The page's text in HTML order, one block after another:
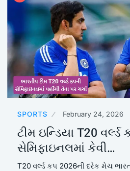
SPORTS February 24, 2026
ટીમ ઇન્ડિયા T20 વર્લ્ડ
સેમિફાઇનલમાં કેવી…
T20 વર્લ્ડ કપ 2026ની દરેક મેચ